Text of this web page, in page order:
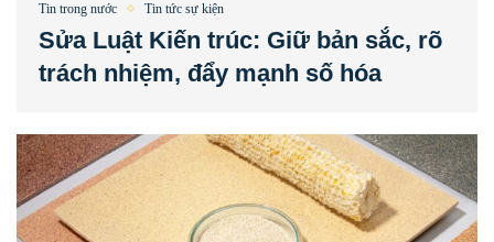
Tin trong nước Tin tức sự kiện
Sửa Luật Kiến trúc: Giữ bản sắc, rõ
trách nhiệm, đẩy mạnh số hóa